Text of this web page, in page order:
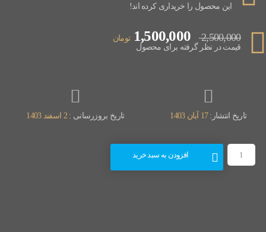
این محصول را خریداری کرده اند!
2,500,000
1,500,000 تومان
قیمت در نظر گرفته برای محصول
تاریخ انتشار:17 آبان 1403 تاریخ بروزرسانی :2 اسفند 1403
افزودن به سبد خرید